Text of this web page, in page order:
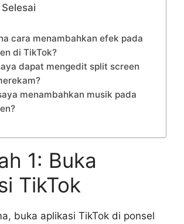
cara menambahkan efek pada
di TikTok?
dapat mengedit split screen
menambahkan musik pada
1: Buka
TikTok
buka aplikasi TikTok di ponsel